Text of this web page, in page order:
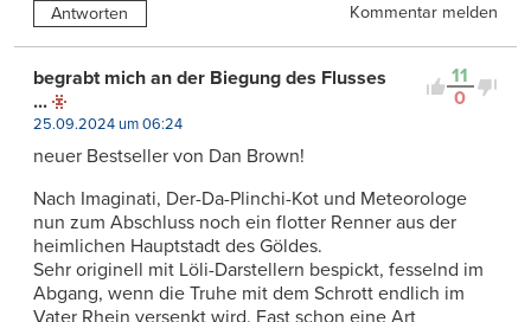
Antworten Kommentar melden
11
0
begrabt mich an der Biegung des Flusses
...
25.09.2024 um 06:24
neuer Bestseller von Dan Brown!
Nach Imaginati, Der-Da-Plinchi-Kot und Meteorologe
nun zum Abschluss noch ein flotter Renner aus der
heimlichen Hauptstadt des Göldes.
Sehr originell mit Löli-Darstellern bespickt, fesselnd im
Abgang, wenn die Truhe mit dem Schrott endlich im